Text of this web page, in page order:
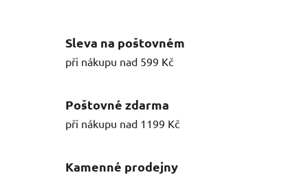
Sleva na poštovném
při nákupu nad 599 Kč
Poštovné zdarma
při nákupu nad 1199 Kč
Kamenné prodejny